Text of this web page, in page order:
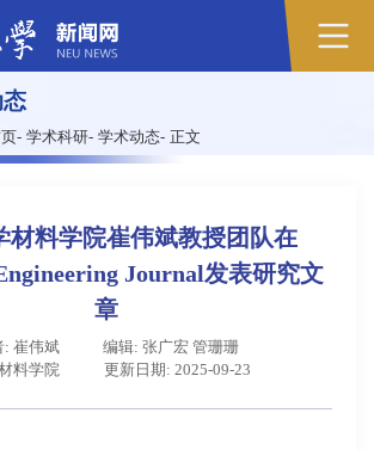
- 学术科研- 学术动态- 正文
材料学院崔伟斌教授团队在
Journal发表研究文
章
: 崔伟斌
编辑: 张广宏 管珊珊
料学院
更新日期: 2025-09-23
原